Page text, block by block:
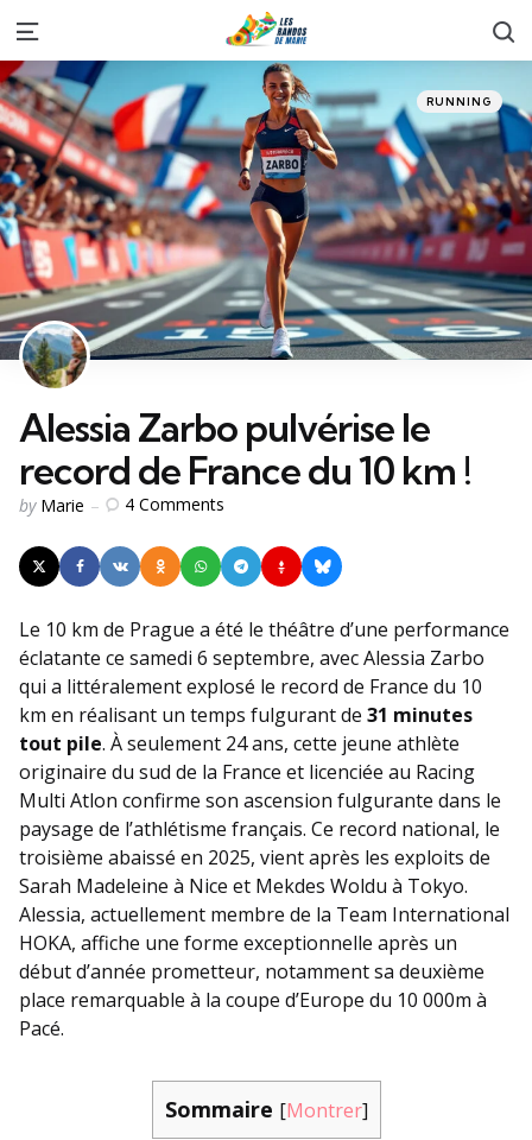
Menu
Categories
Posted
in
RUNNING
Alessia Zarbo pulvérise le
record de France du 10 km !
Posted
by Marie 4 Comments
Le 10 km de Prague a été le théâtre d’une performance
éclatante ce samedi 6 septembre, avec Alessia Zarbo
qui a littéralement explosé le record de France du 10
km en réalisant un temps fulgurant de 31 minutes
tout pile. À seulement 24 ans, cette jeune athlète
originaire du sud de la France et licenciée au Racing
Multi Atlon confirme son ascension fulgurante dans le
paysage de l’athlétisme français. Ce record national, le
troisième abaissé en 2025, vient après les exploits de
Sarah Madeleine à Nice et Mekdes Woldu à Tokyo.
Alessia, actuellement membre de la Team International
HOKA, affiche une forme exceptionnelle après un
début d’année prometteur, notamment sa deuxième
place remarquable à la coupe d’Europe du 10 000m à
Pacé.
Sommaire [Montrer]